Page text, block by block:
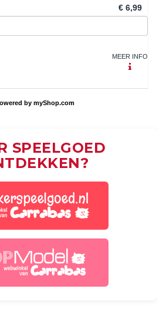
€ 6,99
MEER INFO
by myShop.com
SPEELGOED